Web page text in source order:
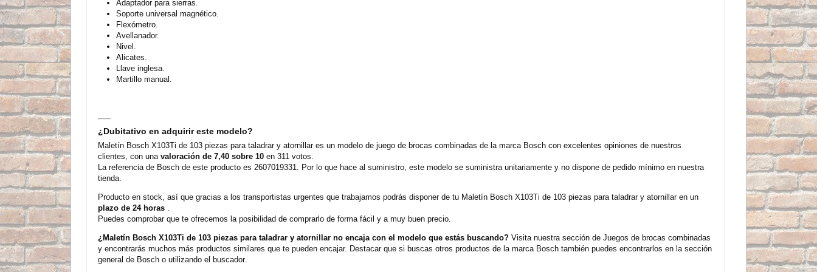
Adaptador para sierras.
Soporte universal magnético.
Flexómetro.
Avellanador.
Nivel.
Alicates.
Llave inglesa.
Martillo manual.
¿Dubitativo en adquirir este modelo?
Maletín Bosch X103Ti de 103 piezas para taladrar y atornillar es un modelo de juego de brocas combinadas de la marca Bosch con excelentes opiniones de nuestros
clientes, con una valoración de 7,40 sobre 10 en 311 votos.
La referencia de Bosch de este producto es 2607019331. Por lo que hace al suministro, este modelo se suministra unitariamente y no dispone de pedido mínimo en nuestra
tienda.
Producto en stock, así que gracias a los transportistas urgentes que trabajamos podrás disponer de tu Maletín Bosch X103Ti de 103 piezas para taladrar y atornillar en un
plazo de 24 horas
Puedes comprobar que te ofrecemos la posibilidad de comprarlo de forma fácil y a muy buen precio.
¿Maletín Bosch X103Ti de 103 piezas para taladrar y atornillar no encaja con el modelo que estás buscando? Visita nuestra sección de Juegos de brocas combinadas
y encontrarás muchos más productos similares que te pueden encajar. Destacar que si buscas otros productos de la marca Bosch también puedes encontrarlos en la sección
general de Bosch o utilizando el buscador.